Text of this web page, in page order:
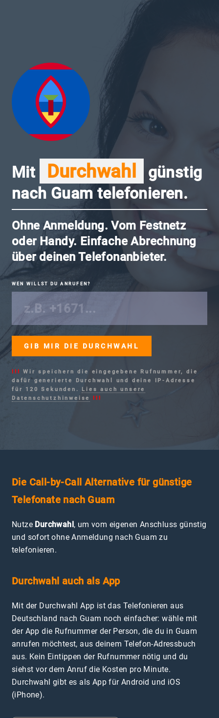
Mit Durchwahl
günstig
nach Guam telefonieren.
Ohne Anmeldung. Vom Festnetz
oder Handy. Einfache Abrechnung
über deinen Telefonanbieter.
WEN WILLST DU ANRUFEN?
!!!
Wir speichern die eingegebene Rufnummer, die
dafür generierte Durchwahl und deine IP-Adresse
für 120 Sekunden. Lies auch unsere
Datenschutzhinweise
!!!
Die Call-by-Call Alternative für günstige
Telefonate nach Guam
Nutze Durchwahl, um vom eigenen Anschluss günstig
und sofort ohne Anmeldung nach Guam zu
telefonieren.
Durchwahl auch als App
Mit der Durchwahl App ist das Telefonieren aus
Deutschland nach Guam noch einfacher: wähle mit
der App die Rufnummer der Person, die du in Guam
anrufen möchtest, aus deinem Telefon-Adressbuch
aus. Kein Eintippen der Rufnummer nötig und du
siehst vor dem Anruf die Kosten pro Minute.
Durchwahl gibt es als App für Android und iOS
(iPhone).